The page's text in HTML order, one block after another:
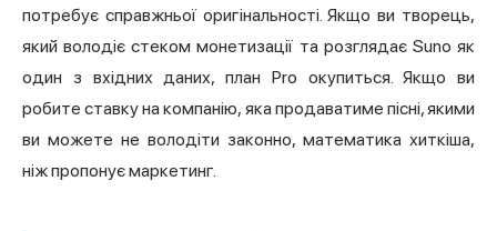
потребує справжньої оригінальності. Якщо ви творець,
який володіє стеком монетизації та розглядає Suno як
один з вхідних даних, план Pro окупиться. Якщо ви
робите ставку на компанію, яка продаватиме пісні, якими
ви можете не володіти законно, математика хиткіша,
ніж пропонує маркетинг.